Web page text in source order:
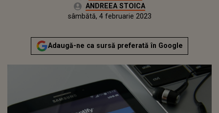
Editor Web:
ANDREEA STOICA
sâmbătă, 5 februarie 2022
Actualizat:
sâmbătă, 4 februarie 2023
Adaugă-ne ca sursă preferată în Google